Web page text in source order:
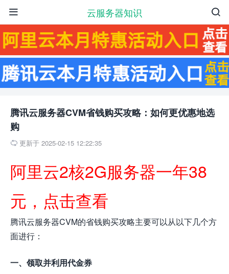
云服务器知识 

腾讯云服务器CVM省钱购买攻略：如何更优惠地选
购
 更新于 2025-02-15 12:22:35
阿里云2核2G服务器一年38
元，点击查看
腾讯云服务器CVM的省钱购买攻略主要可以从以下几个方
面进行：
一、领取并利用代金券